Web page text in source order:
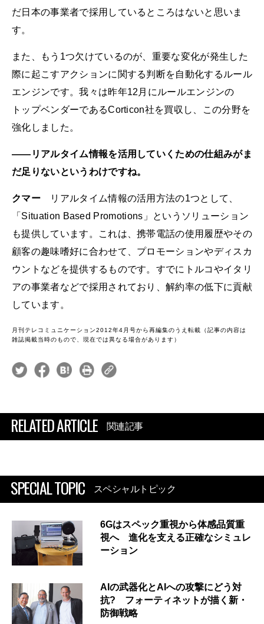
だ日本の事業者で採用しているところはないと思いま
す。
また、もう1つ欠けているのが、重要な変化が発生した
際に起こすアクションに関する判断を自動化するルール
エンジンです。我々は昨年12月にルールエンジンの
トップベンダーであるCorticon社を買収し、この分野を
強化しました。
――リアルタイム情報を活用していくための仕組みがま
だ足りないというわけですね。
クマーリアルタイム情報の活用方法の1つとして、
「Situation Based Promotions」というソリューション
も提供しています。これは、携帯電話の使用履歴やその
顧客の趣味嗜好に合わせて、プロモーションやディスカ
ウントなどを提供するものです。すでにトルコやイタリ
アの事業者などで採用されており、解約率の低下に貢献
しています。
月刊テレコミュニケーション2012年4月号から再編集のうえ転載（記事の内容は
雑誌掲載当時のもので、現在では異なる場合があります）
RELATED ARTICLE 関連記事
SPECIAL TOPIC スペシャルトピック
6Gはスペック重視から体感品質重
視へ 進化を支える正確なシミュレ
ーション
AIの武器化とAIへの攻撃にどう対
抗? フォーティネットが描く新・
防御戦略